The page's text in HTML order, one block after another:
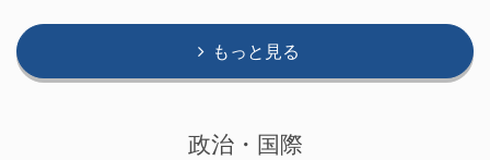
もっと見る
政治・国際